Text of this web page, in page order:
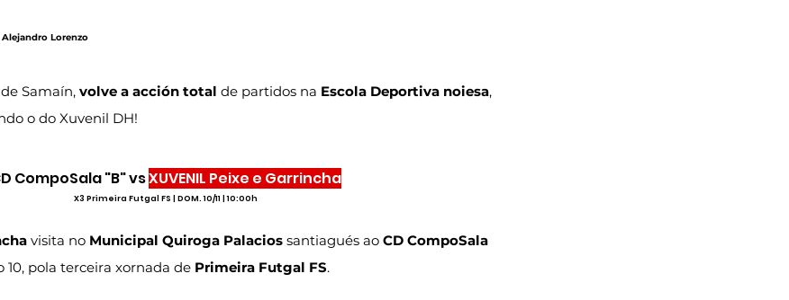
Alejandro Lorenzo
Samaín, volve a acción total de partidos na Escola Deportiva noiesa,
o do Xuvenil DH!
CompoSala "B" vs XUVENIL Peixe e Garrincha
X3 Primeira Futgal FS | DOM. 10/11 | 10:00h
visita no Municipal Quiroga Palacios santiagués ao CD CompoSala
pola terceira xornada de Primeira Futgal FS.